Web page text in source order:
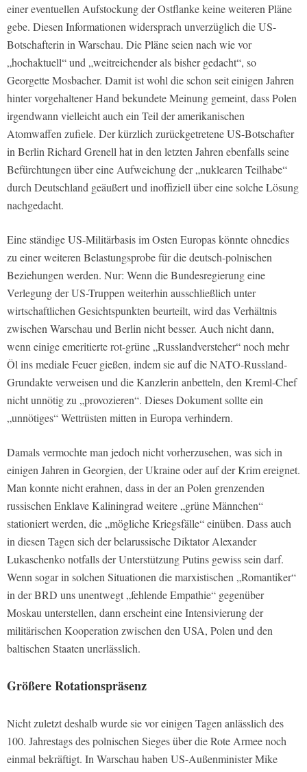
einer eventuellen Aufstockung der Ostflanke keine weiteren Pläne
gebe. Diesen Informationen widersprach unverzüglich die US-
Botschafterin in Warschau. Die Pläne seien nach wie vor
„hochaktuell“ und „weitreichender als bisher gedacht“, so
Georgette Mosbacher. Damit ist wohl die schon seit einigen Jahren
hinter vorgehaltener Hand bekundete Meinung gemeint, dass Polen
irgendwann vielleicht auch ein Teil der amerikanischen
Atomwaffen zufiele. Der kürzlich zurückgetretene US-Botschafter
in Berlin Richard Grenell hat in den letzten Jahren ebenfalls seine
Befürchtungen über eine Aufweichung der „nuklearen Teilhabe“
durch Deutschland geäußert und inoffiziell über eine solche Lösung
nachgedacht.
Eine ständige US-Militärbasis im Osten Europas könnte ohnedies
zu einer weiteren Belastungsprobe für die deutsch-polnischen
Beziehungen werden. Nur: Wenn die Bundesregierung eine
Verlegung der US-Truppen weiterhin ausschließlich unter
wirtschaftlichen Gesichtspunkten beurteilt, wird das Verhältnis
zwischen Warschau und Berlin nicht besser. Auch nicht dann,
wenn einige emeritierte rot-grüne „Russlandversteher“ noch mehr
Öl ins mediale Feuer gießen, indem sie auf die NATO-Russland-
Grundakte verweisen und die Kanzlerin anbetteln, den Kreml-Chef
nicht unnötig zu „provozieren“. Dieses Dokument sollte ein
„unnötiges“ Wettrüsten mitten in Europa verhindern.
Damals vermochte man jedoch nicht vorherzusehen, was sich in
einigen Jahren in Georgien, der Ukraine oder auf der Krim ereignet.
Man konnte nicht erahnen, dass in der an Polen grenzenden
russischen Enklave Kaliningrad weitere „grüne Männchen“
stationiert werden, die „mögliche Kriegsfälle“ einüben. Dass auch
in diesen Tagen sich der belarussische Diktator Alexander
Lukaschenko notfalls der Unterstützung Putins gewiss sein darf.
Wenn sogar in solchen Situationen die marxistischen „Romantiker“
in der BRD uns unentwegt „fehlende Empathie“ gegenüber
Moskau unterstellen, dann erscheint eine Intensivierung der
militärischen Kooperation zwischen den USA, Polen und den
baltischen Staaten unerlässlich.
Größere Rotationspräsenz
Nicht zuletzt deshalb wurde sie vor einigen Tagen anlässlich des
100. Jahrestags des polnischen Sieges über die Rote Armee noch
einmal bekräftigt. In Warschau haben US-Außenminister Mike